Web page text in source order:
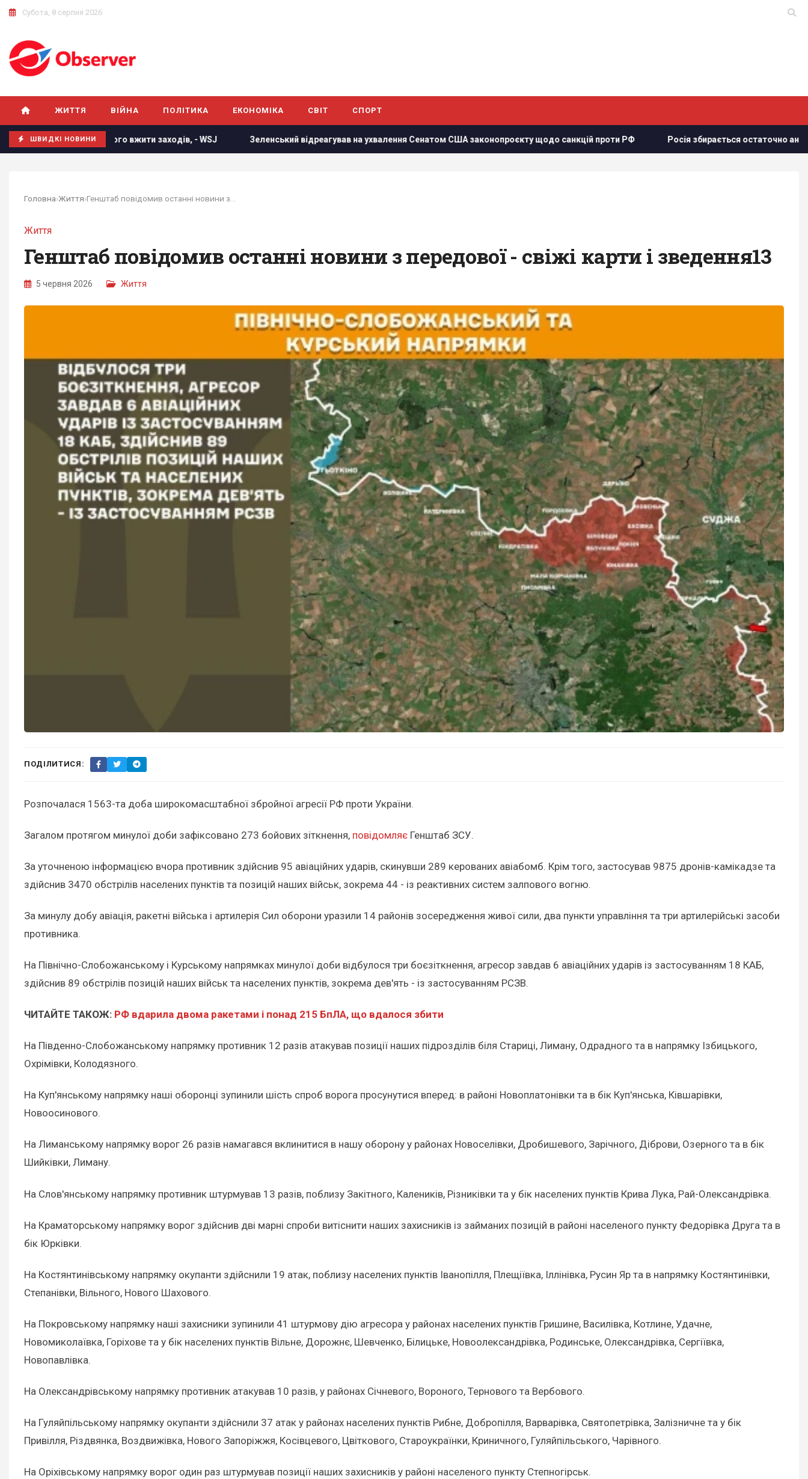
Субота, 8 серпня 2026
ЖИТТЯ ВІЙНА ПОЛІТИКА ЕКОНОМІКА СВІТ СПОРТ
ШВИДКІ НОВИНИ
його вжити заходів, - WSJ Зеленський відреагував на ухвалення Сенатом США законопроєкту щодо санкцій проти РФ Росія збирається остаточно анексувати частину
Головна›Життя›
Життя
Генштаб повідомив останні новини з передової - свіжі карти і зведення13
5 червня 2026 Життя
ПОДІЛИТИСЯ:
Розпочалася 1563-та доба широкомасштабної збройної агресії РФ проти України.
Загалом протягом минулої доби зафіксовано 273 бойових зіткнення, повідомляє Генштаб ЗСУ.
За уточненою інформацією вчора противник здійснив 95 авіаційних ударів, скинувши 289 керованих авіабомб. Крім того, застосував 9875 дронів-камікадзе та
здійснив 3470 обстрілів населених пунктів та позицій наших військ, зокрема 44 - із реактивних систем залпового вогню.
За минулу добу авіація, ракетні війська і артилерія Сил оборони уразили 14 районів зосередження живої сили, два пункти управління та три артилерійські засоби
противника.
На Північно-Слобожанському і Курському напрямках минулої доби відбулося три боєзіткнення, агресор завдав 6 авіаційних ударів із застосуванням 18 КАБ,
здійснив 89 обстрілів позицій наших військ та населених пунктів, зокрема дев'ять - із застосуванням РСЗВ.
ЧИТАЙТЕ ТАКОЖ: РФ вдарила двома ракетами і понад 215 БпЛА, що вдалося збити
На Південно-Слобожанському напрямку противник 12 разів атакував позиції наших підрозділів біля Стариці, Лиману, Одрадного та в напрямку Ізбицького,
Охрімівки, Колодязного.
На Куп'янському напрямку наші оборонці зупинили шість спроб ворога просунутися вперед: в районі Новоплатонівки та в бік Куп'янська, Ківшарівки,
Новоосинового.
На Лиманському напрямку ворог 26 разів намагався вклинитися в нашу оборону у районах Новоселівки, Дробишевого, Зарічного, Діброви, Озерного та в бік
Шийківки, Лиману.
На Слов'янському напрямку противник штурмував 13 разів, поблизу Закітного, Калеників, Різниківки та у бік населених пунктів Крива Лука, Рай-Олександрівка.
На Краматорському напрямку ворог здійснив дві марні спроби витіснити наших захисників із займаних позицій в районі населеного пункту Федорівка Друга та в
бік Юрківки.
На Костянтинівському напрямку окупанти здійснили 19 атак, поблизу населених пунктів Іванопілля, Плещіївка, Іллінівка, Русин Яр та в напрямку Костянтинівки,
Степанівки, Вільного, Нового Шахового.
На Покровському напрямку наші захисники зупинили 41 штурмову дію агресора у районах населених пунктів Гришине, Василівка, Котлине, Удачне,
Новомиколаївка, Горіхове та у бік населених пунктів Вільне, Дорожнє, Шевченко, Білицьке, Новоолександрівка, Родинське, Олександрівка, Сергіївка,
Новопавлівка.
На Олександрівському напрямку противник атакував 10 разів, у районах Січневого, Вороного, Тернового та Вербового.
На Гуляйпільському напрямку окупанти здійснили 37 атак у районах населених пунктів Рибне, Добропілля, Варварівка, Святопетрівка, Залізничне та у бік
Привілля, Різдвянка, Воздвижівка, Нового Запоріжжя, Косівцевого, Цвіткового, Староукраїнки, Криничного, Гуляйпільського, Чарівного.
На Оріхівському напрямку ворог один раз штурмував позиції наших захисників у районі населеного пункту Степногірськ.